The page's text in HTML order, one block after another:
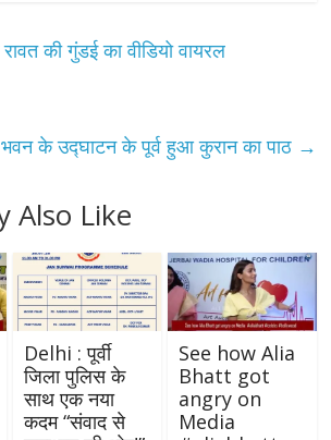
रावत की गुंडई का वीडियो वायरल
के उद्घाटन के पूर्व हुआ कुरान का पाठ →
Also Like
Delhi : पूर्वी
जिला पुलिस के
साथ एक नया
कदम “संवाद से
See how Alia
Bhatt got
angry on
Media